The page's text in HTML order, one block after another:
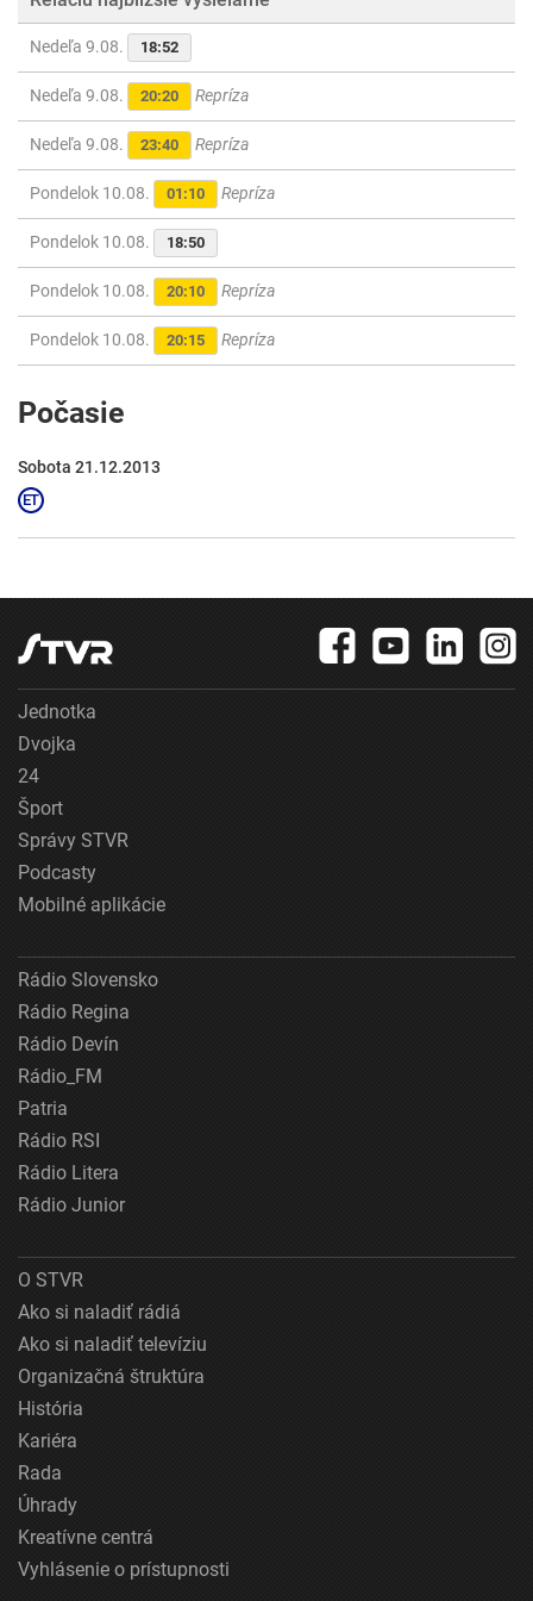
Nedeľa 9.08. 18:52
Nedeľa 9.08. 20:20 Repríza
Nedeľa 9.08. 23:40 Repríza
Pondelok 10.08. 01:10 Repríza
Pondelok 10.08. 18:50
Pondelok 10.08. 20:10 Repríza
Pondelok 10.08. 20:15 Repríza
Počasie
Sobota 21.12.2013
Jednotka
Dvojka
24
Šport
Správy STVR
Podcasty
Mobilné aplikácie
Rádio Slovensko
Rádio Regina
Rádio Devín
Rádio_FM
Patria
Rádio RSI
Rádio Litera
Rádio Junior
O STVR
Ako si naladiť rádiá
Ako si naladiť televíziu
Organizačná štruktúra
História
Kariéra
Rada
Úhrady
Kreatívne centrá
Vyhlásenie o prístupnosti